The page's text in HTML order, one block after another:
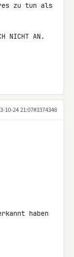
zu tun als
NICHT AN.
10-24 21:07#3374348
haben